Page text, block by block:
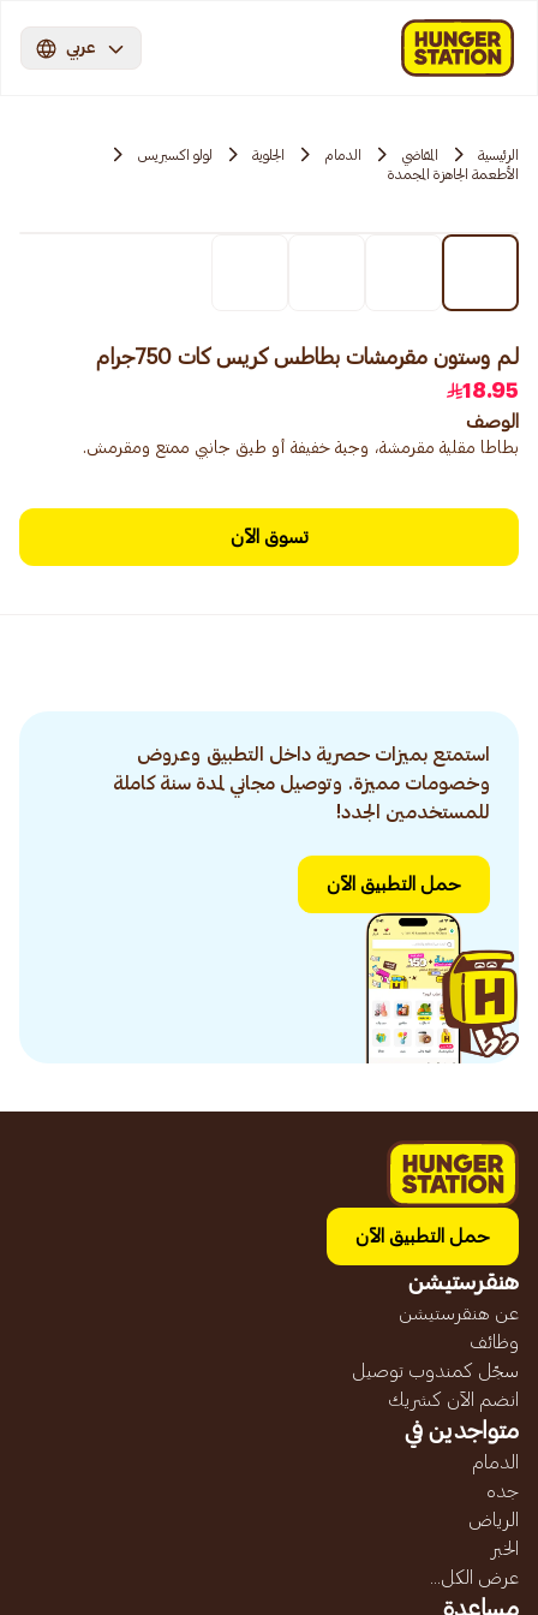
عربي
الرئيسية المقاضي الدمام الجلوية
لولو اكسبريس
الأطعمة الجاهزة المجمدة
لـم وستون مقرمشات بطاطس كريس كات 750جرام
18.95
الوصف
بطاطا مقلية مقرمشة، وجبة خفيفة أو طبق جانبي ممتع ومقرمش.
تسوق الآن
استمتع بميزات حصرية داخل التطبيق وعروض
وخصومات مميزة. وتوصيل مجاني لمدة سنة كاملة
للمستخدمين الجدد!
حمل التطبيق الآن
حمل التطبيق الآن
هنقرستيشن
عن هنقرستيشن
وظائف
سجّل كمندوب توصيل
انضم الآن كشريك
متواجدين في
الدمام
جده
الرياض
الخبر
عرض الكل...
مساعدة